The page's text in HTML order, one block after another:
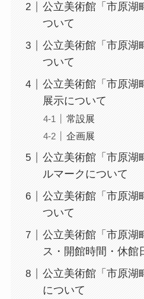
公立美術館「市原湖
ついて
公立美術館「市原湖
ついて
公立美術館「市原湖
展示について
常設展
企画展
公立美術館「市原湖
ルマークについて
公立美術館「市原湖
ついて
公立美術館「市原湖
ス・開館時間・休館
公立美術館「市原湖
について